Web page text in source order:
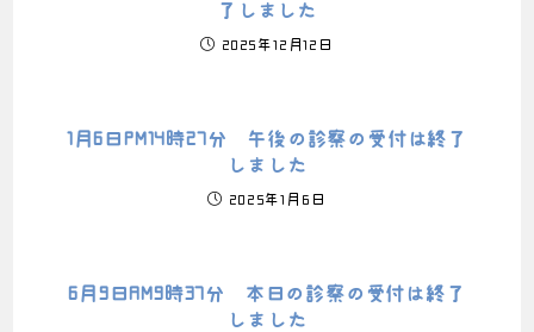
了しました
2025年12月12日
1月6日PM14時27分 午後の診察の受付は終了
しました
2025年1月6日
6月9日AM9時37分 本日の診察の受付は終了
しました